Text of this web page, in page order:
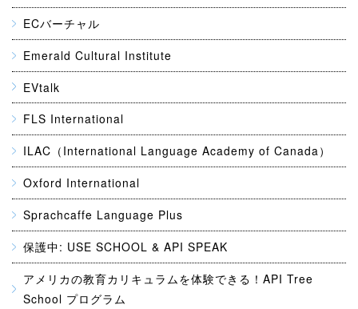
ECバーチャル
Emerald Cultural Institute
EVtalk
FLS International
ILAC（International Language Academy of Canada）
Oxford International
Sprachcaffe Language Plus
保護中: USE SCHOOL & API SPEAK
アメリカの教育カリキュラムを体験できる！API Tree
School プログラム